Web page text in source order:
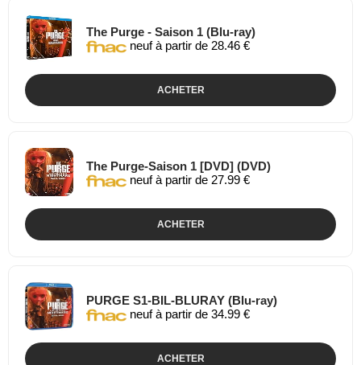
The Purge - Saison 1 (Blu-ray)
neuf à partir de 28.46 €
ACHETER
The Purge-Saison 1 [DVD] (DVD)
neuf à partir de 27.99 €
ACHETER
PURGE S1-BIL-BLURAY (Blu-ray)
neuf à partir de 34.99 €
ACHETER